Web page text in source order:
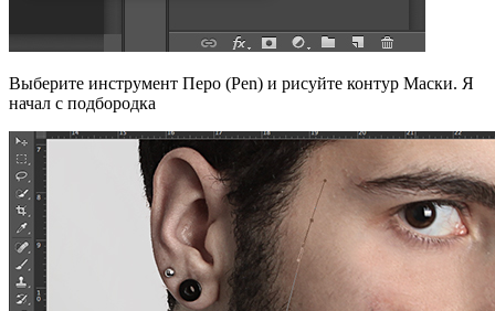
Выберите инструмент Перо (Pen) и рисуйте контур Маски. Я
начал с подбородка